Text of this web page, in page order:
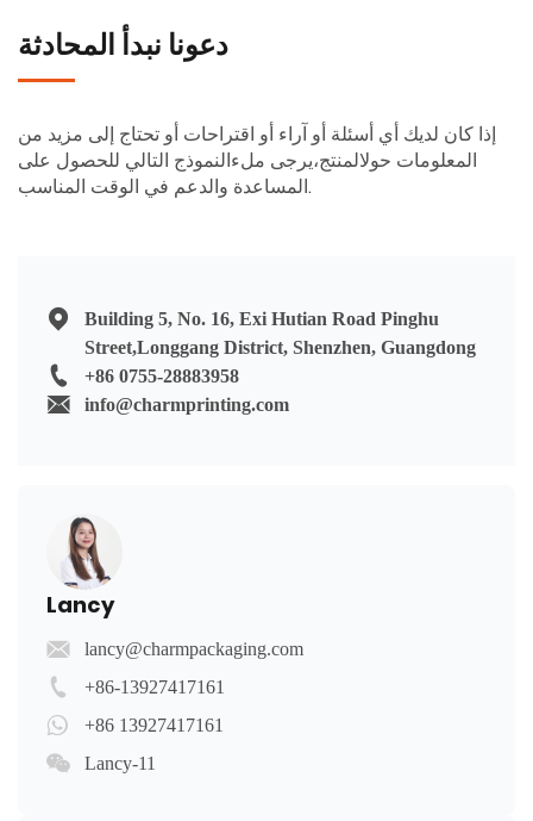
دعونا نبدأ المحادثة
إذا كان لديك أي أسئلة أو آراء أو اقتراحات أو تحتاج إلى مزيد من
المعلومات حولالمنتج،يرجى ملءالنموذج التالي للحصول على
المساعدة والدعم في الوقت المناسب.
Building 5, No. 16, Exi Hutian Road Pinghu
Street,Longgang District, Shenzhen, Guangdong
+86 0755-28883958
info@charmprinting.com
Lancy
lancy@charmpackaging.com
+86-13927417161
+86 13927417161
Lancy-11